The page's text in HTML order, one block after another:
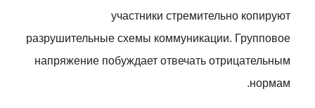
участники стремительно копируют
разрушительные схемы коммуникации. Групповое
напряжение побуждает отвечать отрицательным
нормам.